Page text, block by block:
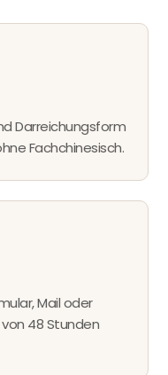
Darreichungsform
Fachchinesisch.
Mail oder
48 Stunden